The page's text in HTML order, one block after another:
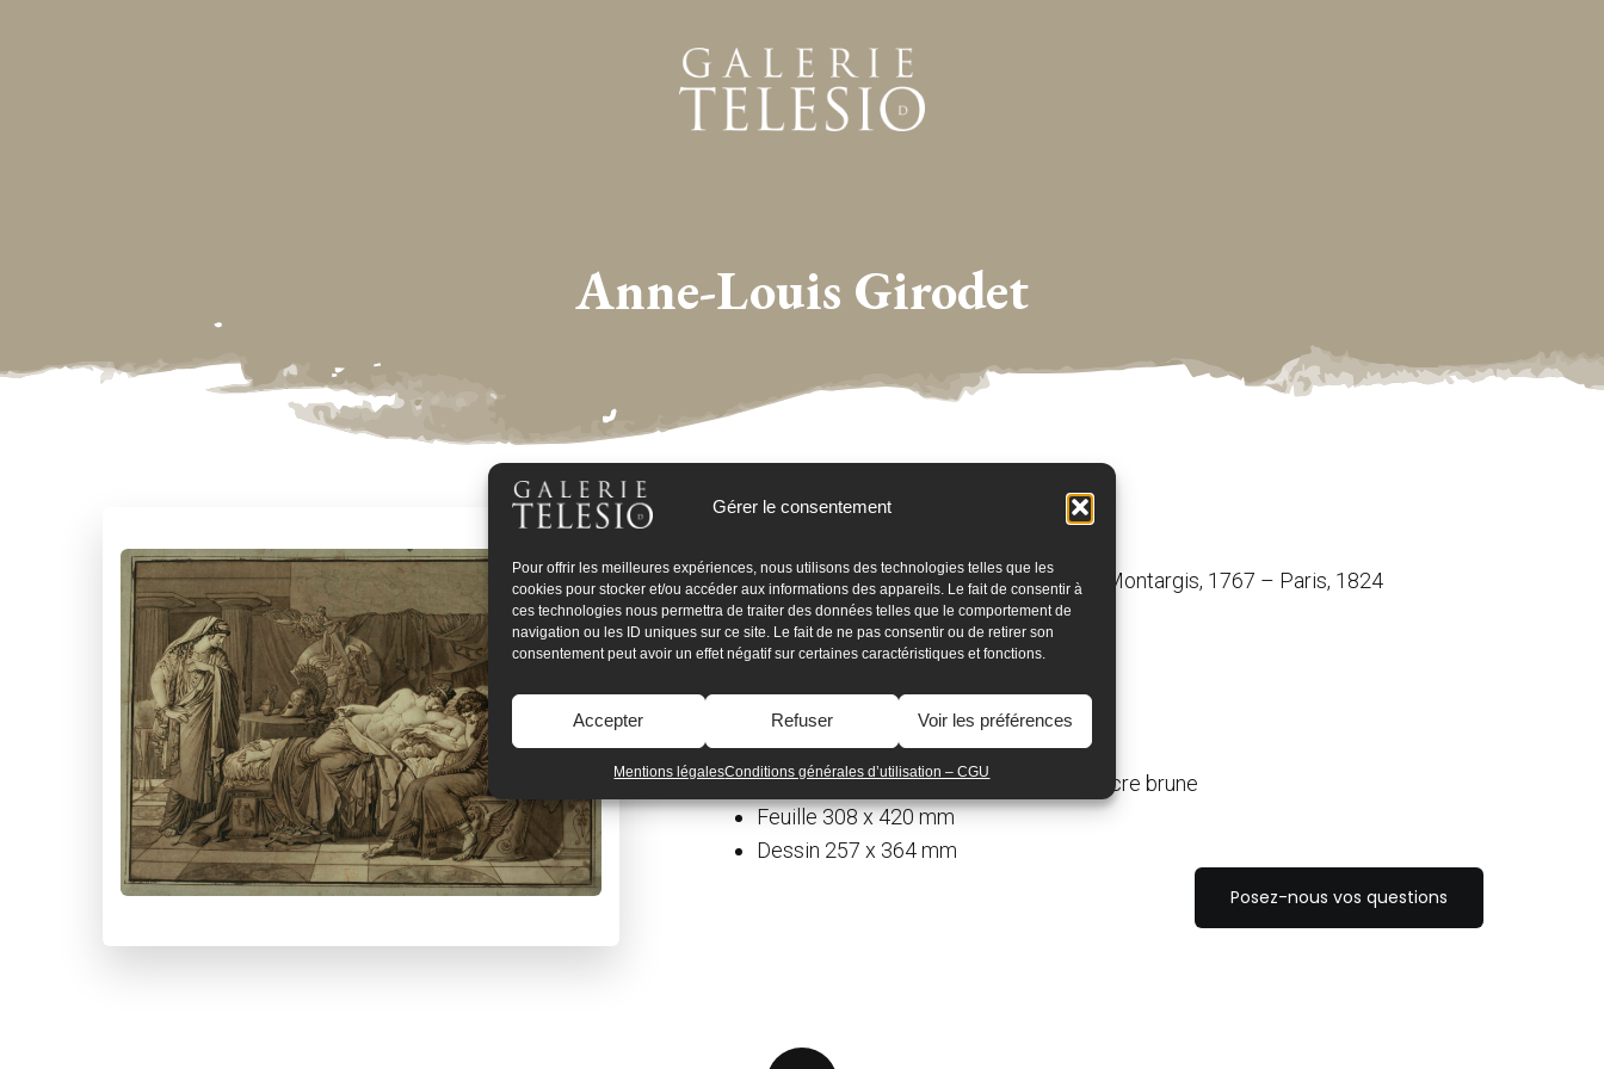
Gérer le consentement
Pour offrir les meilleures expériences, nous utilisons des technologies telles que les
cookies pour stocker et/ou accéder aux informations des appareils. Le fait de consentir à
ces technologies nous permettra de traiter des données telles que le comportement de
navigation ou les ID uniques sur ce site. Le fait de ne pas consentir ou de retirer son
consentement peut avoir un effet négatif sur certaines caractéristiques et fonctions.
Accepter Refuser Voir les préférences
Mentions légalesConditions générales d’utilisation – CGU
Anne-Louis Girodet
dit Anne-Louis Girodet de Roucy-Trioson – Montargis, 1767 – Paris, 1824
Antiochus et Stratonice
Napoli, 1793
Plume et lavis d’encre de Chine et d’encre brune
Feuille 308 x 420 mm
Dessin 257 x 364 mm
Posez-nous vos questions